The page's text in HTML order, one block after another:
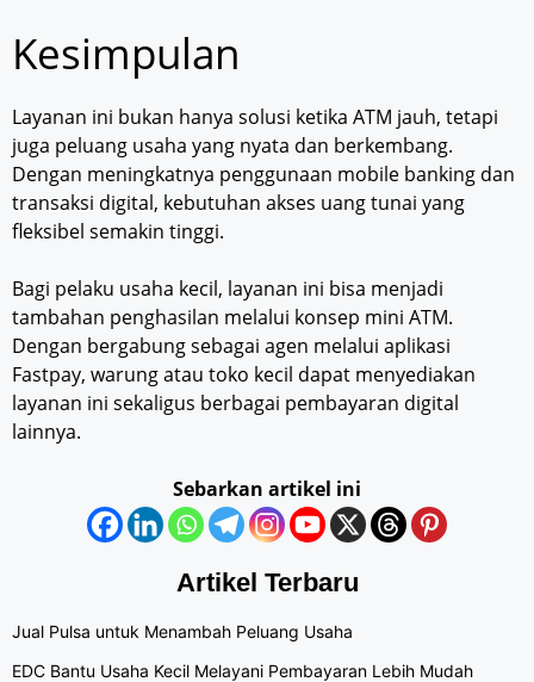
Kesimpulan
Layanan ini bukan hanya solusi ketika ATM jauh, tetapi
juga peluang usaha yang nyata dan berkembang.
Dengan meningkatnya penggunaan mobile banking dan
transaksi digital, kebutuhan akses uang tunai yang
fleksibel semakin tinggi.
Bagi pelaku usaha kecil, layanan ini bisa menjadi
tambahan penghasilan melalui konsep mini ATM.
Dengan bergabung sebagai agen melalui aplikasi
Fastpay, warung atau toko kecil dapat menyediakan
layanan ini sekaligus berbagai pembayaran digital
lainnya.
Sebarkan artikel ini
Artikel Terbaru
Jual Pulsa untuk Menambah Peluang Usaha
EDC Bantu Usaha Kecil Melayani Pembayaran Lebih Mudah